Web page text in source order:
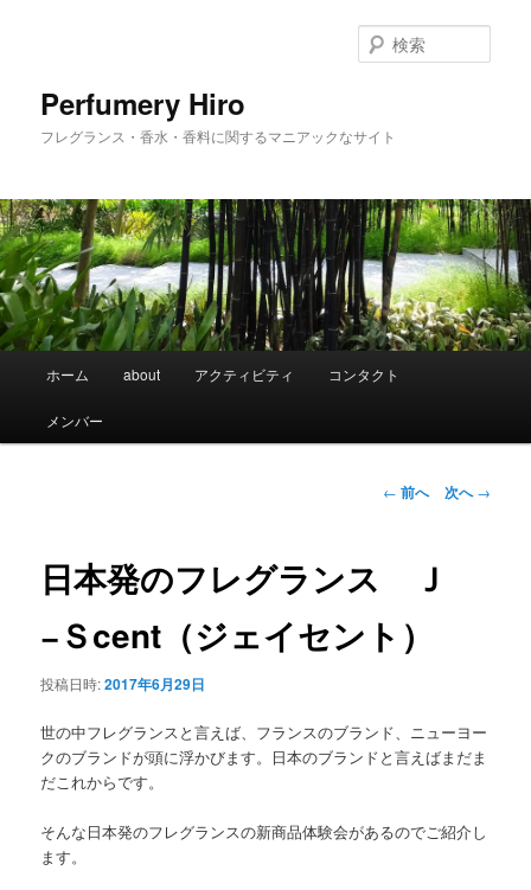
へ
移
動
Perfumery Hiro
フレグランス・香水・香料に関するマニアックなサイト
索
メ
ホーム about アクティビティ コンタクト
メンバー
投
シ
← 前へ 次へ→
日本発のフレグランス Ｊ
−Ｓcent（ジェイセント）
投稿日時:2017年6月29日
世の中フレグランスと言えば、フランスのブランド、ニューヨー
クのブランドが頭に浮かびます。日本のブランドと言えばまだま
だこれからです。
そんな日本発のフレグランスの新商品体験会があるのでご紹介し
ます。